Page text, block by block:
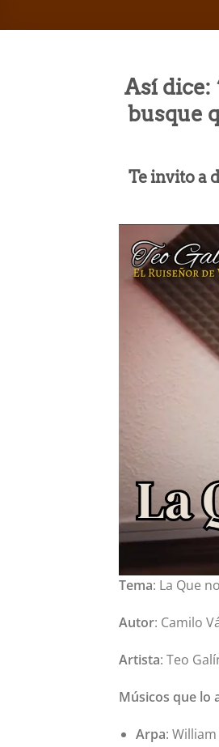
Así dice:
busque
Te invito a
Tema: La Que
Autor: Camilo
Artista: Teo
Músicos que lo
Arpa: